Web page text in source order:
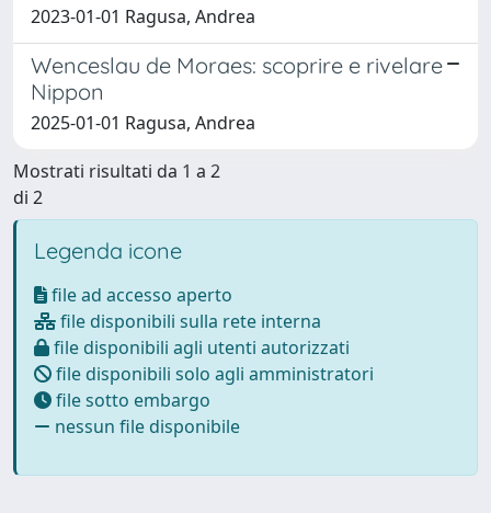
2023-01-01 Ragusa, Andrea
Wenceslau de Moraes: scoprire e rivelare
Nippon
2025-01-01 Ragusa, Andrea
Mostrati risultati da 1 a 2
di 2
Legenda icone
file ad accesso aperto
file disponibili sulla rete interna
file disponibili agli utenti autorizzati
file disponibili solo agli amministratori
file sotto embargo
nessun file disponibile